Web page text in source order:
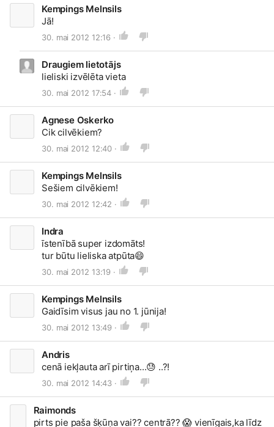
Kempings Melnsils
Jā!
30. mai 2012 12:16 ·
Draugiem lietotājs
lieliski izvēlēta vieta
30. mai 2012 17:54 ·
Agnese Oskerko
Cik cilvēkiem?
30. mai 2012 12:40 ·
Kempings Melnsils
Sešiem cilvēkiem!
30. mai 2012 12:42 ·
Indra
īstenībā super izdomāts!
tur būtu lieliska atpūta😄
30. mai 2012 13:19 ·
Kempings Melnsils
Gaidīsim visus jau no 1. jūnija!
30. mai 2012 13:49 ·
Andris
cenā iekļauta arī pirtiņa...😓 ..?!
30. mai 2012 14:43 ·
Raimonds
pirts pie paša šķūņa vai?? centrā??😱 vienīgais,ka līdz